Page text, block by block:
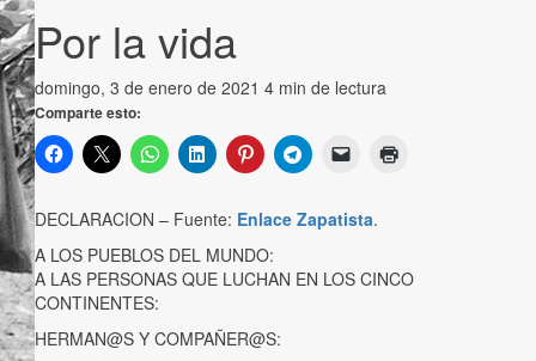
Por la vida
domingo, 3 de enero de 2021 4 min de lectura
Comparte esto:
DECLARACION – Fuente: Enlace Zapatista.
A LOS PUEBLOS DEL MUNDO:
A LAS PERSONAS QUE LUCHAN EN LOS CINCO
CONTINENTES:
HERMAN@S Y COMPAÑER@S: